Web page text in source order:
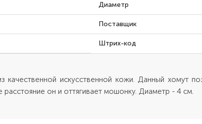
Диаметр
Поставщик
Штрих-код
искусственной кожи. Данный хомут
он и оттягивает мошонку. Диаметр - 4 см.